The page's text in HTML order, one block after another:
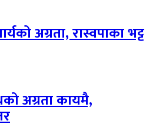
अग्रता, रास्वपाका भट्ट
अग्रता कायमै,